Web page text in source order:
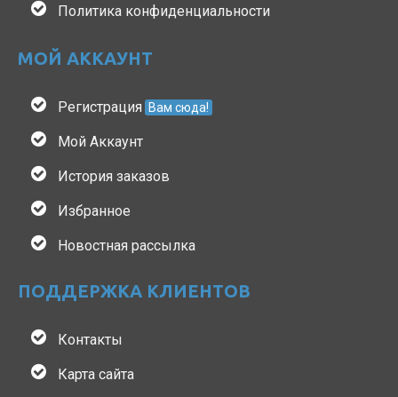
Политика конфиденциальности
МОЙ АККАУНТ
Регистрация Вам сюда!
Мой Аккаунт
История заказов
Избранное
Новостная рассылка
ПОДДЕРЖКА КЛИЕНТОВ
Контакты
Карта сайта